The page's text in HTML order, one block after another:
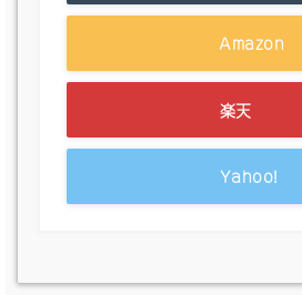
Amazon
楽天
Yahoo!